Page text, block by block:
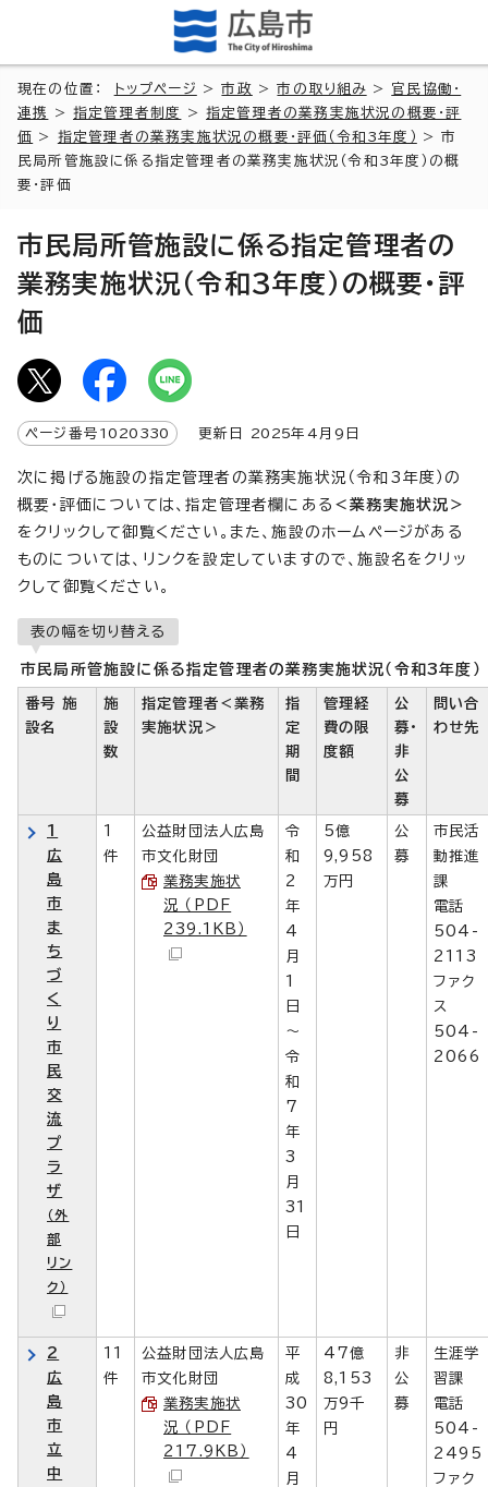
現在の位置： トップページ >市政 >市の取り組み > 官民協働・
連携
>指定管理者制度 >指定管理者の業務実施状況の概要・評
価 > 指定管理者の業務実施状況の概要・評価（令和3年度）
> 市
民局所管施設に係る指定管理者の業務実施状況（令和3年度）の概
要・評価
市民局所管施設に係る指定管理者の
業務実施状況（令和3年度）の概要・評
価
ページ番号 1020330 更新日 2025年4月9日
次に掲げる施設の指定管理者の業務実施状況（令和3年度）の
概要・評価については、指定管理者欄にある ＜業務実施状況＞
をクリックして御覧ください。また、施設のホームページがある
ものについては、リンクを設定していますので、施設名をクリッ
クして御覧ください。
表の幅を切り替える
市民局所管施設に係る指定管理者の業務実施状況（令和3年度）
番号 施
設名
施
設
数
指定管理者＜業務
実施状況＞
指
定
期
間
管理経
費の限
度額
公
募・
非
公
募
問い合
わせ先
1
広
島
市
ま
ち
づ
く
り
市
民
交
流
プ
ラ
ザ
（外
部
リン
ク）
1
件
公益財団法人広島
市文化財団
業務実施状
況 （PDF
239.1KB）
令
和
2
年
4
月
1
日
～
令
和
7
年
3
月
31
日
5億
9,958
万円
公
募
市民活
動推進
課
電話
504-
2113
ファク
ス
504-
2066
2
広
島
市
立
中
11
件
公益財団法人広島
市文化財団
業務実施状
況 （PDF
217.9KB）
平
成
30
年
4
月
47億
8,153
万9千
円
非
公
募
生涯学
習課
電話
504-
2495
ファク